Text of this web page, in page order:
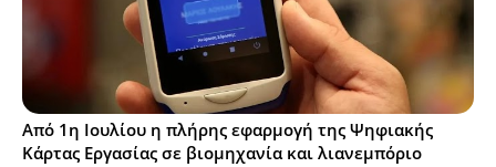
Από 1η Ιουλίου η πλήρης εφαρμογή της Ψηφιακής
Κάρτας Εργασίας σε βιομηχανία και λιανεμπόριο